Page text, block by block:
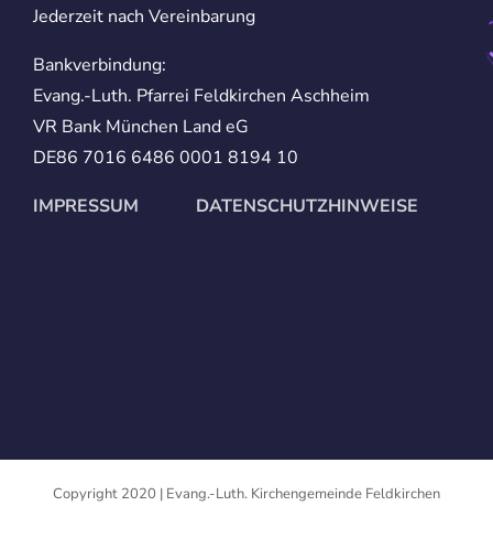
Jederzeit nach Vereinbarung
Bankverbindung:
Evang.-Luth. Pfarrei Feldkirchen Aschheim
VR Bank München Land eG
DE86 7016 6486 0001 8194 10
IMPRESSUM
DATENSCHUTZHINWEISE
Copyright 2020 | Evang.-Luth. Kirchengemeinde Feldkirchen